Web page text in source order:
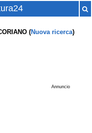
(Nuova ricerca)
Annuncio